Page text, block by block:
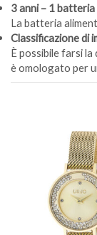
3 anni – 1 batteria
La batteria
Classificazione di
È possibile farsi
è omologato per